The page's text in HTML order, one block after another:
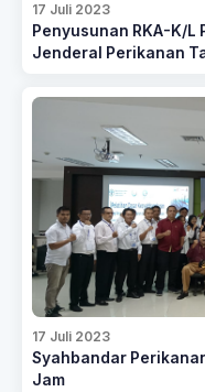
17 Juli 2023
Penyusunan RKA-K/
Jenderal Perikanan
17 Juli 2023
Syahbandar
Jam